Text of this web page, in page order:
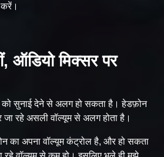
ऑडियो मिक्सर पर
को सुनाई देने से अलग हो सकता है। हेडफ़ोन
जा रहे असली वॉल्यूम से अलग होता है।
का अपना वॉल्यूम कंट्रोल है, और हो सकता